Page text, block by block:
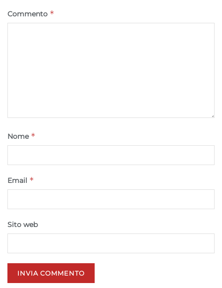
Commento *
Nome *
Email *
Sito web